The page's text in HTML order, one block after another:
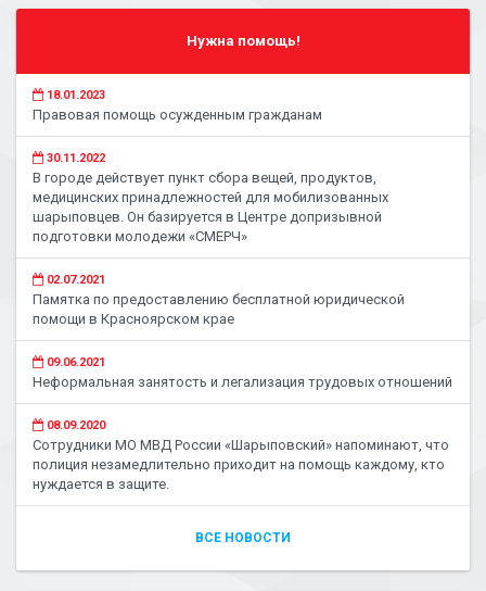
Нужна помощь!
18.01.2023
Правовая помощь осужденным гражданам
30.11.2022
В городе действует пункт сбора вещей, продуктов,
медицинских принадлежностей для мобилизованных
шарыповцев. Он базируется в Центре допризывной
подготовки молодежи «СМЕРЧ»
02.07.2021
Памятка по предоставлению бесплатной юридической
помощи в Красноярском крае
09.06.2021
Неформальная занятость и легализация трудовых отношений
08.09.2020
Сотрудники МО МВД России «Шарыповский» напоминают, что
полиция незамедлительно приходит на помощь каждому, кто
нуждается в защите.
ВСЕ НОВОСТИ